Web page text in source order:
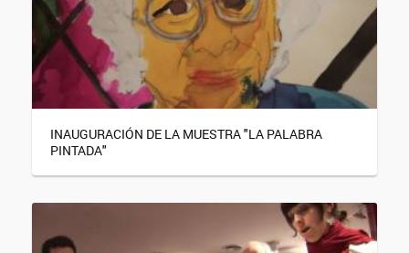
INAUGURACIÓN DE LA MUESTRA "LA PALABRA
PINTADA"